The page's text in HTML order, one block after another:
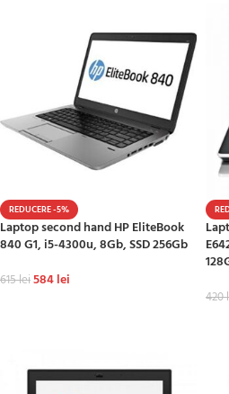
REDUCERE -5%
Laptop second hand HP EliteBook
840 G1, i5-4300u, 8Gb, SSD 256Gb
615lei584lei
420